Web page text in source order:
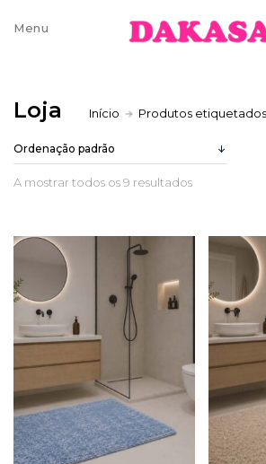
Sobre nós
Trocas e Devoluções
Termos e condições
Loja Início Produtos
A mostrar todos os 9 resultados